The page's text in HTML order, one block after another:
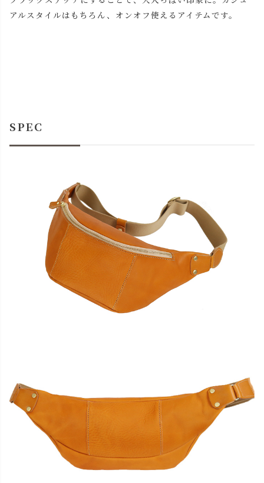
アルスタイルはもちろん、オンオフ使えるアイテムです。
SPEC